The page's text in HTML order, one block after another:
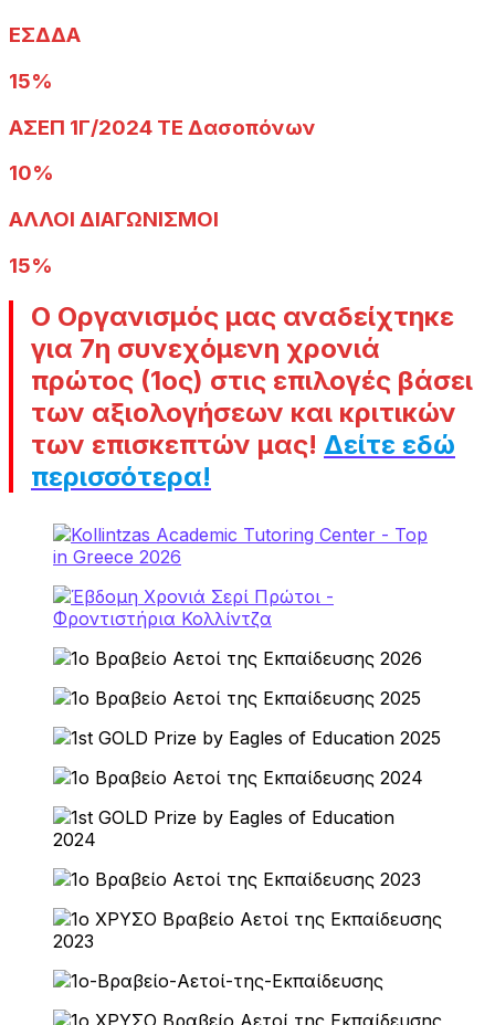
ΕΣΔΔΑ
15%
ΑΣΕΠ 1Γ/2024 ΤΕ Δασοπόνων
10%
ΑΛΛΟΙ ΔΙΑΓΩΝΙΣΜΟΙ
15%
Ο Οργανισμός μας αναδείχτηκε
για 7η συνεχόμενη χρονιά
πρώτος (1ος) στις επιλογές βάσει
των αξιολογήσεων και κριτικών
των επισκεπτών μας! Δείτε εδώ
περισσότερα!